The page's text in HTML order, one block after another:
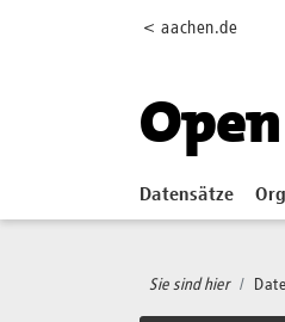
< aachen.de
Datensätze
Sie sind hier